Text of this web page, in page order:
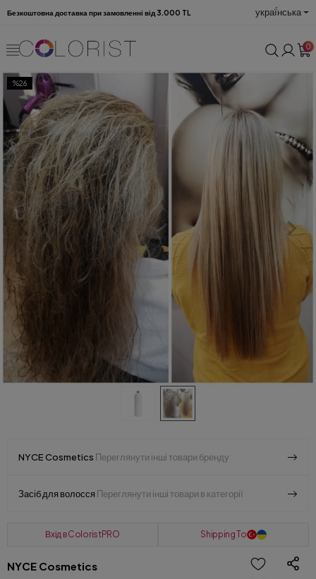
Безкоштовна доставка при замовленні від 3.000 TL украї́нська
0
%26
NYCE Cosmetics Переглянути інші товари бренду
Засіб для волосся Переглянути інші товари в категорії
Вхід в ColoristPRO Shipping To
NYCE Cosmetics